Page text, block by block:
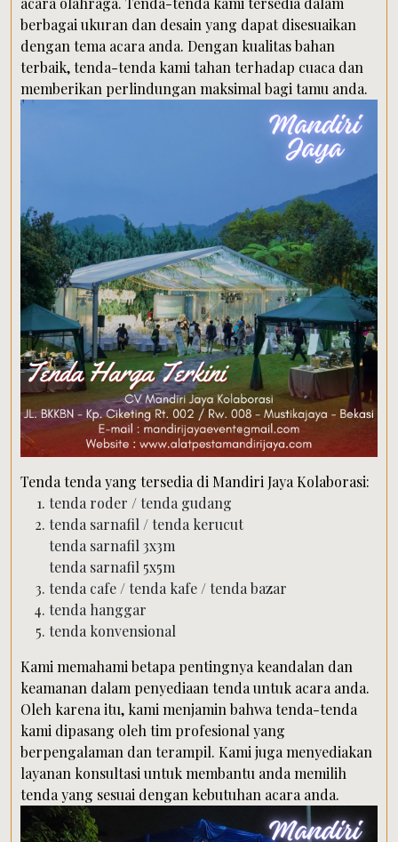
berbagai ukuran dan desain yang dapat disesuaikan
dengan tema acara anda. Dengan kualitas bahan
terbaik, tenda-tenda kami tahan terhadap cuaca dan
memberikan perlindungan maksimal bagi tamu anda.
Tenda tenda yang tersedia di Mandiri Jaya Kolaborasi:
tenda roder / tenda gudang
tenda sarnafil / tenda kerucut
tenda sarnafil 3x3m
tenda sarnafil 5x5m
tenda cafe / tenda kafe / tenda bazar
tenda hanggar
tenda konvensional
Kami memahami betapa pentingnya keandalan dan
keamanan dalam penyediaan tenda untuk acara anda.
Oleh karena itu, kami menjamin bahwa tenda-tenda
kami dipasang oleh tim profesional yang
berpengalaman dan terampil. Kami juga menyediakan
layanan konsultasi untuk membantu anda memilih
tenda yang sesuai dengan kebutuhan acara anda.